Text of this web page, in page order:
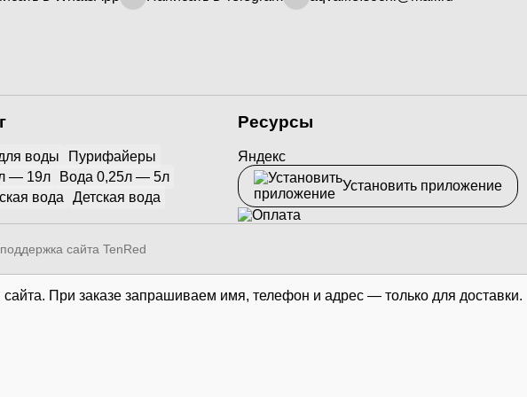
воды
Пурифайеры
— 19л
Вода 0,25л — 5л
вода
Детская вода
Ресурсы
Яндекс
Установить приложение
сайта TenRed
При заказе запрашиваем имя, телефон и адрес — только для доставки.